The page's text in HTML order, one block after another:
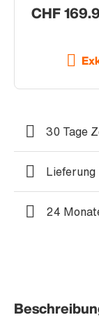
CHF
30 Tage
24